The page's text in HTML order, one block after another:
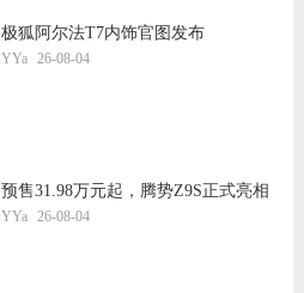
极狐阿尔法T7内饰官图发布
YYa 26-08-04
预售31.98万元起，腾势Z9S正式亮相
YYa 26-08-04